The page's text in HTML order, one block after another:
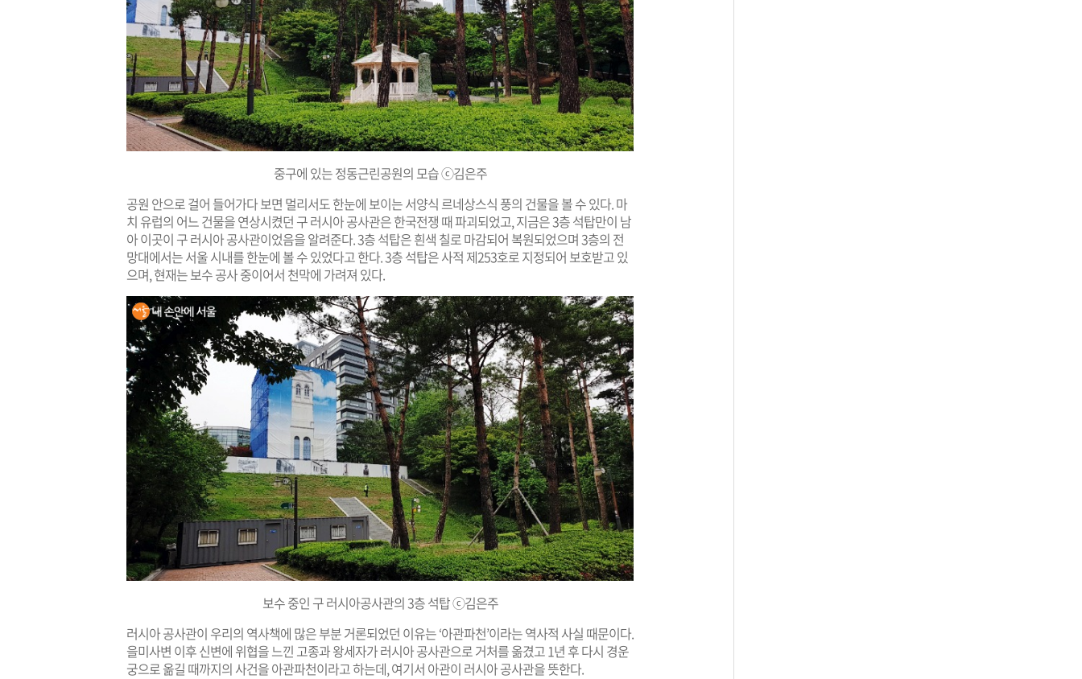
중구에 있는 정동근린공원의 모습 ⓒ김은주
공원 안으로 걸어 들어가다 보면 멀리서도 한눈에 보이는 서양식 르네상스식 풍의 건물을 볼 수 있다. 마
치 유럽의 어느 건물을 연상시켰던 구 러시아 공사관은 한국전쟁 때 파괴되었고, 지금은 3층 석탑만이 남
아 이곳이 구 러시아 공사관이었음을 알려준다. 3층 석탑은 흰색 칠로 마감되어 복원되었으며 3층의 전
망대에서는 서울 시내를 한눈에 볼 수 있었다고 한다. 3층 석탑은 사적 제253호로 지정되어 보호받고 있
으며, 현재는 보수 공사 중이어서 천막에 가려져 있다.
보수 중인 구 러시아공사관의 3층 석탑 ⓒ김은주
러시아 공사관이 우리의 역사책에 많은 부분 거론되었던 이유는 ‘아관파천’이라는 역사적 사실 때문이다.
을미사변 이후 신변에 위협을 느낀 고종과 왕세자가 러시아 공사관으로 거처를 옮겼고 1년 후 다시 경운
궁으로 옮길 때까지의 사건을 아관파천이라고 하는데, 여기서 아관이 러시아 공사관을 뜻한다.